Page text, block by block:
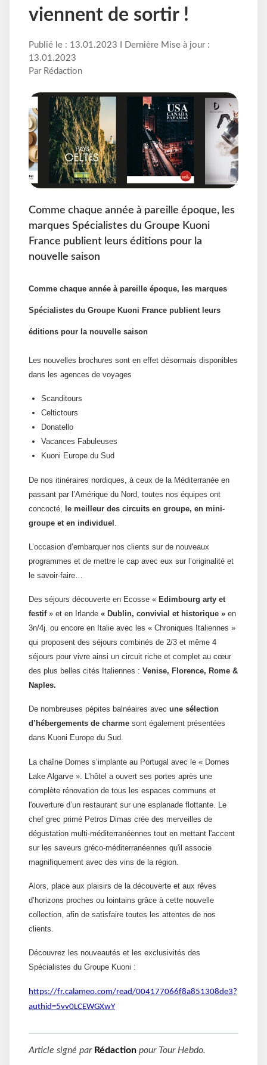
viennent de sortir !
Publié le : 13.01.2023 I Dernière Mise à jour :
13.01.2023
Par Rédaction
Comme chaque année à pareille époque, les
marques Spécialistes du Groupe Kuoni
France publient leurs éditions pour la
nouvelle saison
Comme chaque année à pareille époque, les marques
Spécialistes du Groupe Kuoni France publient leurs
éditions pour la nouvelle saison
Les nouvelles brochures sont en effet désormais disponibles
dans les agences de voyages
Scanditours
Celtictours
Donatello
Vacances Fabuleuses
Kuoni Europe du Sud
De nos itinéraires nordiques, à ceux de la Méditerranée en
passant par l’Amérique du Nord, toutes nos équipes ont
concocté, le meilleur des circuits en groupe, en mini-
groupe et en individuel
L’occasion d’embarquer nos clients sur de nouveaux
programmes et de mettre le cap avec eux sur l’originalité et
le savoir-faire…
Des séjours découverte en Ecosse « Edimbourg arty et
festif» et en Irlande « Dublin, convivial et historique » en
3n/4j. ou encore en Italie avec les « Chroniques Italiennes »
qui proposent des séjours combinés de 2/3 et même 4
séjours pour vivre ainsi un circuit riche et complet au cœur
des plus belles cités Italiennes : Venise, Florence, Rome &
Naples.
De nombreuses pépites balnéaires avec une sélection
d’hébergements de charme sont également présentées
dans Kuoni Europe du Sud.
La chaîne Domes s’implante au Portugal avec le « Domes
Lake Algarve ». L’hôtel a ouvert ses portes après une
complète rénovation de tous les espaces communs et
l'ouverture d’un restaurant sur une esplanade flottante. Le
chef grec primé Petros Dimas crée des merveilles de
dégustation multi-méditerranéennes tout en mettant l'accent
sur les saveurs gréco-méditerranéennes qu'il associe
magnifiquement avec des vins de la région.
Alors, place aux plaisirs de la découverte et aux rêves
d’horizons proches ou lointains grâce à cette nouvelle
collection, afin de satisfaire toutes les attentes de nos
clients.
Découvrez les nouveautés et les exclusivités des
Spécialistes du Groupe Kuoni :
https://fr.calameo.com/read/004177066f8a851308de3?
authid=5vv0LCEWGXwY
Article signé par Rédaction pour Tour Hebdo.